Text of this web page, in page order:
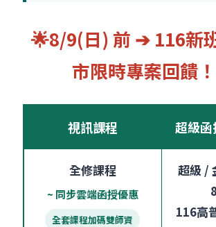
🌟8/9(日) 前 ➔ 116新
市限時專案回饋
視訊課程 超級
全修課程
~ 同步雲端函授優惠
全套課程加碼雙師資
超級 /
116高